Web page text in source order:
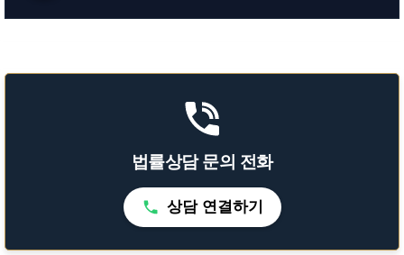
법률상담 문의 전화
상담 연결하기